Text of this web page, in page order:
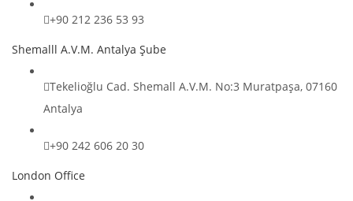
+90 212 236 53 93
Shemalll A.V.M. Antalya Şube
Tekelioğlu Cad. Shemall A.V.M. No:3 Muratpaşa, 07160
Antalya
+90 242 606 20 30
London Office